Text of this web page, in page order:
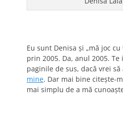
Eu sunt Denisa și „mă joc
prin 2005. Da, anul 2005.
paginile de sus, dacă vrei
mine. Dar mai bine citește-
mai simplu de a mă